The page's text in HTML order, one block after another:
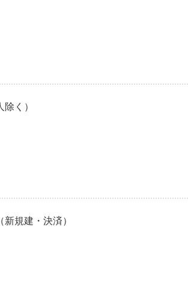
く）
規建・決済）